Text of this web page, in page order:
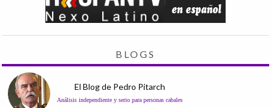
BLOGS
El Blog de Pedro Pitarch
Análisis independiente y serio para personas cabales